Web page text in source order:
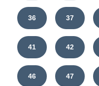
36 37
41 42
46 47